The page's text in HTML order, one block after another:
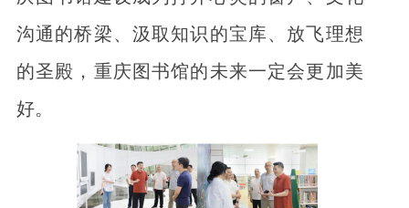
沟通的桥梁、汲取知识的宝库、放飞理想
的圣殿，重庆图书馆的未来一定会更加美
好。